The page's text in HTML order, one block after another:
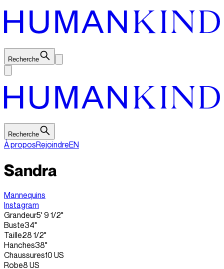
Recherche
Recherche
À proposRejoindreEN
Sandra
Mannequins
Instagram
Grandeur5' 9 1/2"
Buste34"
Taille28 1/2"
Hanches38"
Chaussures10 US
Robe8 US